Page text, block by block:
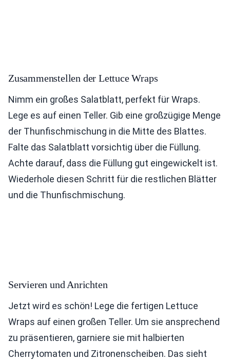
Zusammenstellen der Lettuce Wraps
Nimm ein großes Salatblatt, perfekt für Wraps.
Lege es auf einen Teller. Gib eine großzügige Menge
der Thunfischmischung in die Mitte des Blattes.
Falte das Salatblatt vorsichtig über die Füllung.
Achte darauf, dass die Füllung gut eingewickelt ist.
Wiederhole diesen Schritt für die restlichen Blätter
und die Thunfischmischung.
Servieren und Anrichten
Jetzt wird es schön! Lege die fertigen Lettuce
Wraps auf einen großen Teller. Um sie ansprechend
zu präsentieren, garniere sie mit halbierten
Cherrytomaten und Zitronenscheiben. Das sieht